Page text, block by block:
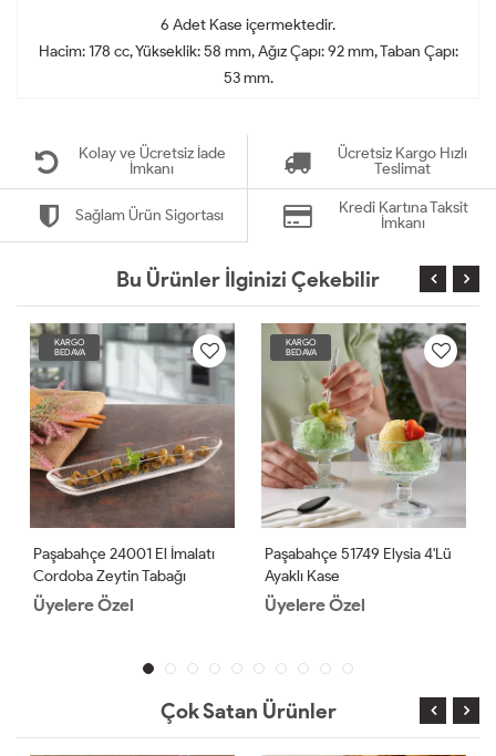
6 Adet Kase içermektedir.
Hacim: 178 cc, Yükseklik: 58 mm, Ağız Çapı: 92 mm, Taban Çapı:
53 mm.
Kolay ve Ücretsiz İade
İmkanı
Ücretsiz Kargo Hızlı
Teslimat
Sağlam Ürün Sigortası
Kredi Kartına Taksit
İmkanı
Bu Ürünler İlginizi Çekebilir
KARGO
BEDAVA
Paşabahçe 24001 El İmalatı
Cordoba Zeytin Tabağı
Üyelere Özel
KARGO
BEDAVA
Paşabahçe 51749 Elysia 4'lü
Ayaklı Kase
Üyelere Özel
Çok Satan Ürünler